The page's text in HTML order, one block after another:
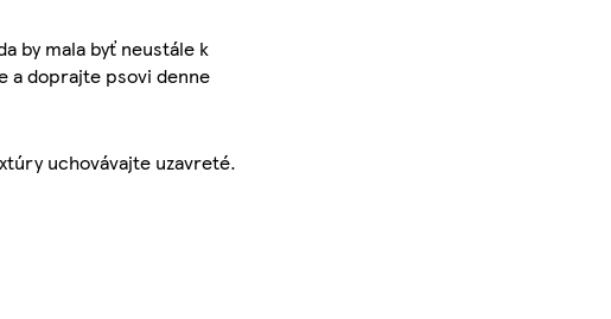
by mala byť neustále k
a doprajte psovi denne
uchovávajte uzavreté.